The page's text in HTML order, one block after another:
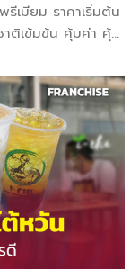
เมียม ราคาเริ่มต้น
ติเข้มข้น คุ้มค่า คุ้ม
ป้าหใยวัยรุ่น วัย
ด้เป็นเพียงแค่ร้าน
สูตรลับเฉพาะ ยัง
แบบมีสไตล์ ใคร
ไซน์ร้าน ที่สื่อสาร
รรอย่างดี มีเมนูให้
– 69 บาท โดยมี
าร์ โซดา […]